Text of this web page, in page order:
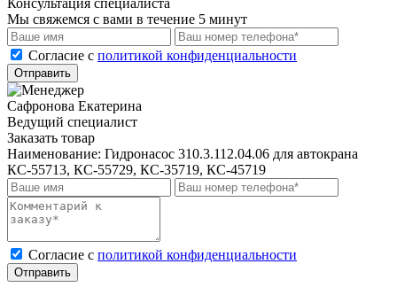
Консультация специалиста
Мы свяжемся с вами в течение 5 минут
Cогласие с политикой конфиденциальности
Отправить
Сафронова Екатерина
Ведущий специалист
Заказать товар
Наименование: Гидронасос 310.3.112.04.06 для автокрана
КС-55713, КС-55729, КС-35719, КС-45719
Cогласие с политикой конфиденциальности
Отправить